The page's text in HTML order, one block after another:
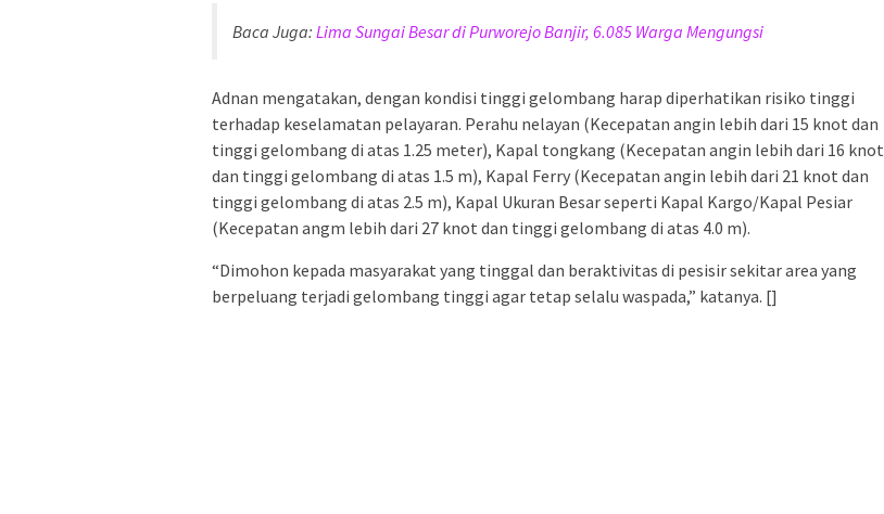
Baca Juga: Lima Sungai Besar di Purworejo Banjir, 6.085 Warga Mengungsi
Adnan mengatakan, dengan kondisi tinggi gelombang harap diperhatikan risiko tinggi
terhadap keselamatan pelayaran. Perahu nelayan (Kecepatan angin lebih dari 15 knot dan
tinggi gelombang di atas 1.25 meter), Kapal tongkang (Kecepatan angin lebih dari 16 knot
dan tinggi gelombang di atas 1.5 m), Kapal Ferry (Kecepatan angin lebih dari 21 knot dan
tinggi gelombang di atas 2.5 m), Kapal Ukuran Besar seperti Kapal Kargo/Kapal Pesiar
(Kecepatan angm lebih dari 27 knot dan tinggi gelombang di atas 4.0 m).
“Dimohon kepada masyarakat yang tinggal dan beraktivitas di pesisir sekitar area yang
berpeluang terjadi gelombang tinggi agar tetap selalu waspada,” katanya. []